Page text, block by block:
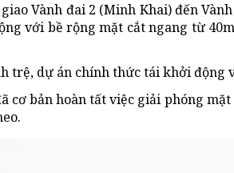
Vành đai 2 (Minh Khai) đến
với bề rộng mặt cắt ngang từ
trệ, dự án chính thức tái khởi động
cơ bản hoàn tất việc giải phóng